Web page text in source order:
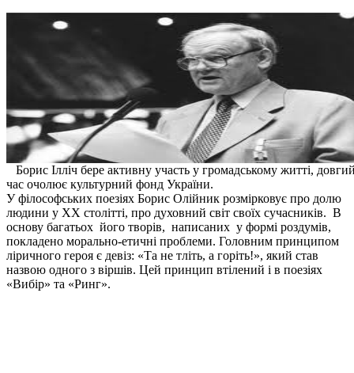
Борис Ілліч бере активну участь у громадському житті,
час очолює культурний фонд України.
У філософських поезіях Борис Олійник розмірковує про долю
людини у XX столітті, про духовний світ своїх сучасників. В
основу багатьох його творів, написаних у формі роздумів,
покладено морально-етичні проблеми. Головним принципом
ліричного героя є девіз: «Та не тліть, а горіть!», який став
назвою одного з віршів. Цей принцип втілений і в поезіях
«Вибір» та «Ринг».